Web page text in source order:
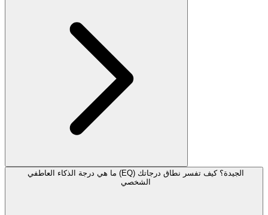
ما هي درجة الذكاء العاطفي (EQ) الجيدة؟ كيف تفسر نطاق درجاتك
الشخصي